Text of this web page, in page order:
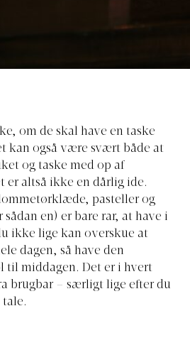
om de skal have en taske
kan også være svært både at
og taske med op af
er altså ikke en dårlig ide.
pasteller og
en) er bare rar, at have i
ikke lige kan overskue at
dagen, så have den
til middagen. Det er i hvert
brugbar – særligt lige efter du